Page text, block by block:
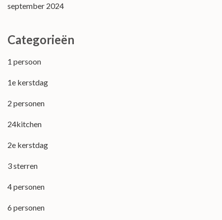
september 2024
Categorieën
1 persoon
1e kerstdag
2 personen
24kitchen
2e kerstdag
3 sterren
4 personen
6 personen